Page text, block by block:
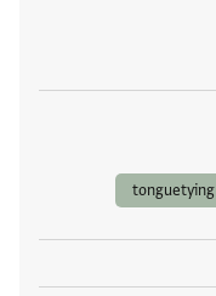
tonguetying